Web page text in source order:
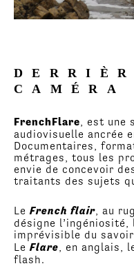
CAMÉRA
FrenchFlare , est
audiovisuelle ancrée
Documentaires,
métrages, tous les
envie de concevoir
traitants des sujets
Le French flair , au
désigne
imprévisible du
Le Flare , en anglais,
flash.